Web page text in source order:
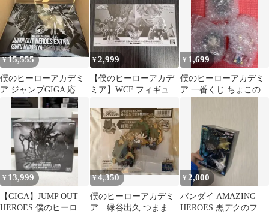
¥15,555
僕のヒーローアカデミ
ア ジャンプGIGA 応募
者全員サービス フィギ
ュア緑谷出久
¥2,999
【僕のヒーローアカデ
ミア】WCF フィギュア
¥ 1,699
僕のヒーローアカデミ
ア 一番くじ ちょこのっ
¥ 13,999
【GIGA】JUMP OUT
HEROES 僕のヒーロー
¥4,350
僕のヒーローアカデミ
ア 緑谷出久 つままれ
¥2,000
バンダイ AMAZING
HEROES 黒デクのフィ